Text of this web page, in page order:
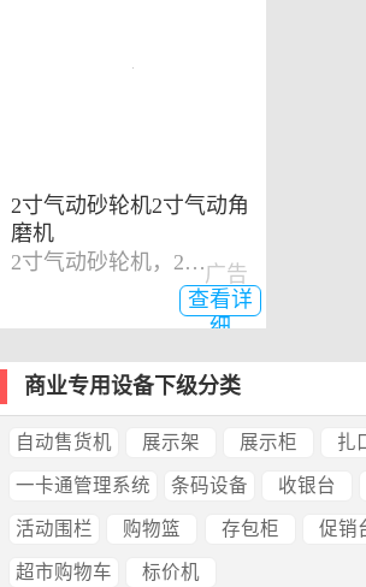
2寸气动砂轮机2寸气动角
磨机
2寸气动砂轮机，2寸气动角磨机
查看详
细
广告
商业专用设备下级分类
自动售货机 展示架 展示柜 扎
一卡通管理系统 条码设备 收银台
活动围栏 购物篮 存包柜 促销
超市购物车 标价机